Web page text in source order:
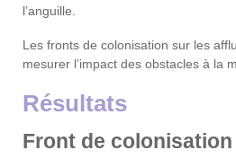
l’anguille.
Les fronts de colonisation sur les
mesurer l’impact des obstacles à la
Résultats
Front de